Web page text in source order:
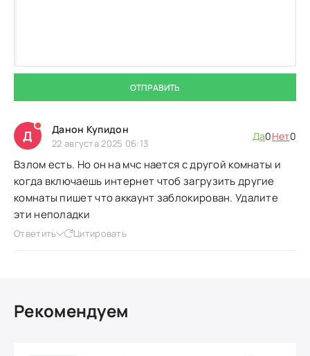
ОТПРАВИТЬ
Д Данон Купидон
22 августа 2025 06:13
Да0Нет0
Взлом есть. Но он на мчс нается с другой комнаты и
когда включаешь интернет чтоб загрузить другие
комнаты пишет что аккаунт заблокирован. Удалите
эти неполадки
Ответить Цитировать
Рекомендуем